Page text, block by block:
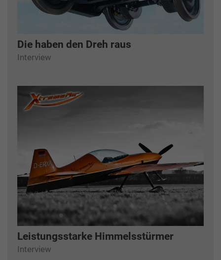
Die haben den Dreh raus
Interview
Leistungsstarke Himmelsstürmer
Interview